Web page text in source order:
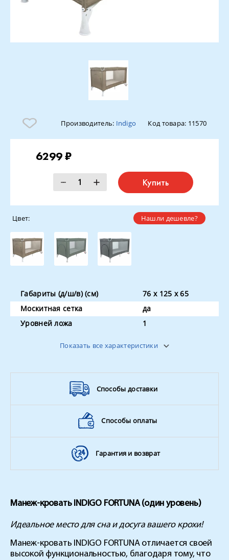
Производитель: Indigo Код товара: 11570
6299 ₽
Купить
Нашли дешевле?
Цвет:
Габариты (д/ш/в) (см)
76 x 125 x 65
Москитная сетка
да
Уровней ложа
1
Показать все характеристики
Способы доставки
Способы оплаты
Гарантия и возврат
Манеж-кровать INDIGO FORTUNA (один уровень)
Идеальное место для сна и досуга вашего крохи!
Манеж-кровать INDIGO FORTUNA отличается своей
высокой функциональностью, благодаря тому, что